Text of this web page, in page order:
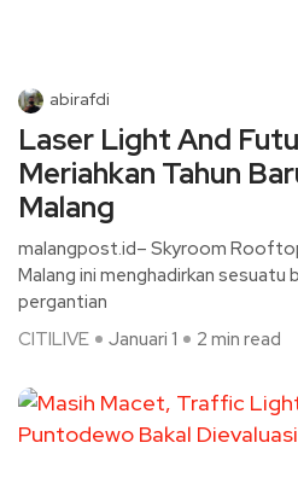
abirafdi
Laser Light And
Meriahkan Tahun
Malang
malangpost.id– Skyroom
Malang ini menghadirkan sesuatu
pergantian
CITILIVE
Januari 1 2 min read